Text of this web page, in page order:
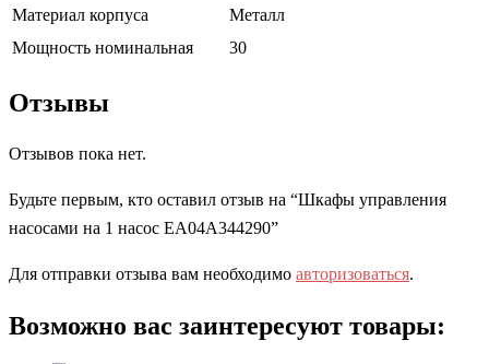
Материал корпуса
Металл
Мощность номинальная
30
Отзывы
Отзывов пока нет.
Будьте первым, кто оставил отзыв на “Шкафы управления
насосами на 1 насос EA04A344290”
Для отправки отзыва вам необходимо авторизоваться.
Возможно вас заинтересуют товары: